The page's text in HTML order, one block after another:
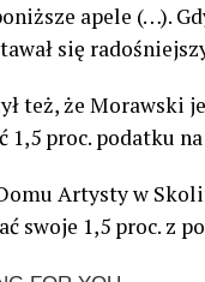
apele (…).
się
też, że Morawski
1,5 proc. podatku
Artysty w
swoje 1,5 proc. z